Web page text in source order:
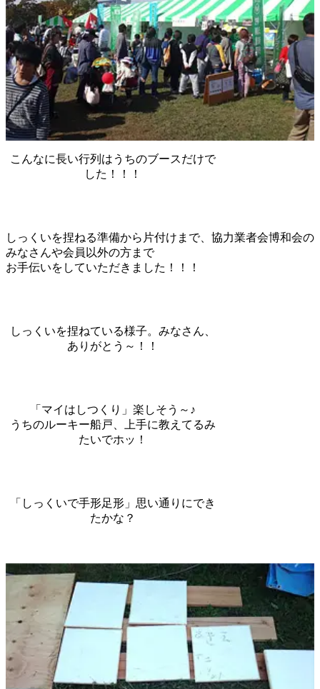
こんなに長い行列はうちのブースだけで
した！！！
しっくいを捏ねる準備から片付けまで、協力業者会博和会の
みなさんや会員以外の方まで
お手伝いをしていただきました！！！
しっくいを捏ねている様子。みなさん、
ありがとう～！！
「マイはしつくり」楽しそう～♪
うちのルーキー船戸、上手に教えてるみ
たいでホッ！
「しっくいで手形足形」思い通りにでき
たかな？